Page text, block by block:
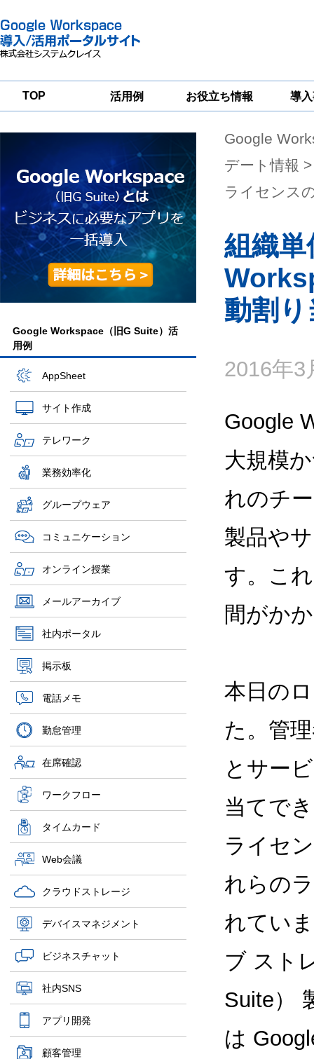
TOP 活用例 お役立ち情報
一
導
グループウェア
移行支援
Google
Workspace
セキュリティ
対策サービス
Google Workspace（旧G Suite）活
用例
AppSheet
サイト作成
テレワーク
業務効率化
グループウェア
コミュニケーション
オンライン授業
メールアーカイブ
社内ポータル
掲示板
電話メモ
勤怠管理
在席確認
ワークフロー
タイムカード
Web会議
クラウドストレージ
デバイスマネジメント
ビジネスチャット
社内SNS
アプリ開発
顧客管理
Google
デート情報
ライセンス
組織
動割り
2016年3
Google
大規模
れのチ
製品や
す。こ
間がか
本日の
た。管
とサー
当てで
ライセ
れらの
れてい
ブ スト
Suite）
は